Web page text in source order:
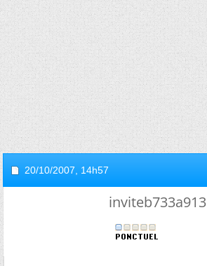
20/10/2007, 14h57
inviteb733a913